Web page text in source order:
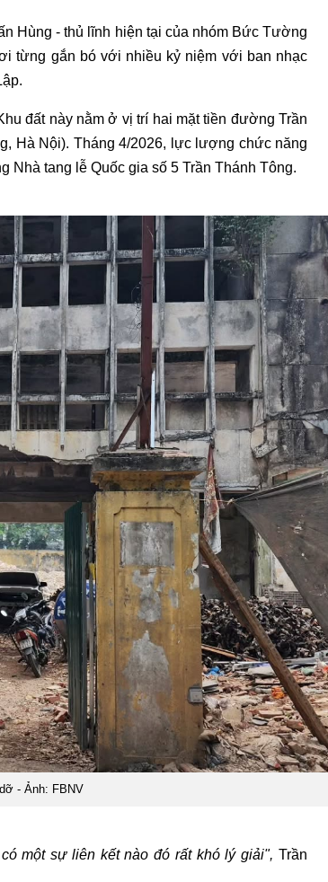
Hùng - thủ lĩnh hiện tại của nhóm Bức Tường
từng gắn bó với nhiều kỷ niệm với ban nhạc
đất này nằm ở vị trí hai mặt tiền đường Trần
Hà Nội). Tháng 4/2026, lực lượng chức năng
Nhà tang lễ Quốc gia số 5 Trần Thánh Tông.
- Ảnh: FBNV
một sự liên kết nào đó rất khó lý giải", Trần